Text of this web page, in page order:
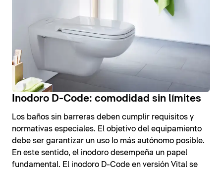
Inodoro D-Code: comodidad sin límites
Los baños sin barreras deben cumplir requisitos y
normativas especiales. El objetivo del equipamiento
debe ser garantizar un uso lo más autónomo posible.
En este sentido, el inodoro desempeña un papel
fundamental. El inodoro D-Code en versión Vital se